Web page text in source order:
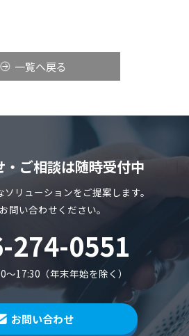
一覧へ戻る
・ご相談は随時受付中
リューションをご提案します。
問い合わせください。
274-0551
～17:30（年末年始を除く）
お問い合わせ